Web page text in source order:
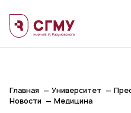
Главная Университет
Новости
Медицина